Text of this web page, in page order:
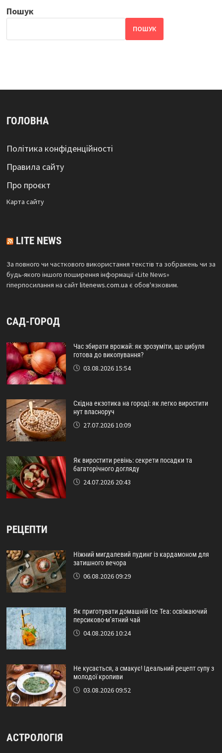
Пошук
ПОШУК
ГОЛОВНА
Політика конфіденційності
Правила сайту
Про проєкт
Карта сайтy
LITE NEWS
За повного чи часткового використання текстів та зображень чи за
будь-якого іншого поширення інформації «Lite News»
гіперпосилання на сайтlitenews.com.ua є обов'язковим.
САД-ГОРОД
Час збирати врожай: як зрозуміти, що цибуля
готова до викопування?
03.08.2026 15:54
Східна екзотика на городі: як легко виростити
нут власноруч
27.07.2026 10:09
Як виростити ревінь: секрети посадки та
багаторічного догляду
24.07.2026 20:43
РЕЦЕПТИ
Ніжний мигдалевий пудинг із кардамоном для
затишного вечора
06.08.2026 09:29
Як приготувати домашній Ice Tea: освіжаючий
персиково-м’ятний чай
04.08.2026 10:24
Не кусається, а смакує! Ідеальний рецепт супу з
молодої кропиви
03.08.2026 09:52
АСТРОЛОГІЯ